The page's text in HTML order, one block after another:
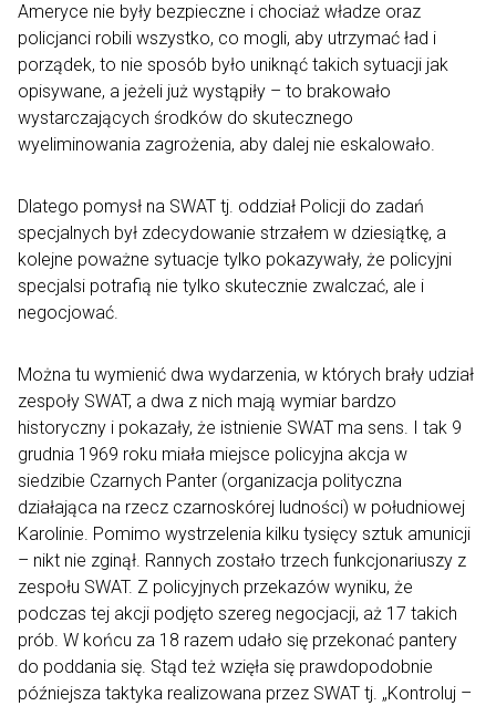
Ameryce nie były bezpieczne i chociaż władze oraz
policjanci robili wszystko, co mogli, aby utrzymać ład i
porządek, to nie sposób było uniknąć takich sytuacji jak
opisywane, a jeżeli już wystąpiły – to brakowało
wystarczających środków do skutecznego
wyeliminowania zagrożenia, aby dalej nie eskalowało.
Dlatego pomysł na SWAT tj. oddział Policji do zadań
specjalnych był zdecydowanie strzałem w dziesiątkę, a
kolejne poważne sytuacje tylko pokazywały, że policyjni
specjalsi potrafią nie tylko skutecznie zwalczać, ale i
negocjować.
Można tu wymienić dwa wydarzenia, w których brały udział
zespoły SWAT, a dwa z nich mają wymiar bardzo
historyczny i pokazały, że istnienie SWAT ma sens. I tak 9
grudnia 1969 roku miała miejsce policyjna akcja w
siedzibie Czarnych Panter (organizacja polityczna
działająca na rzecz czarnoskórej ludności) w południowej
Karolinie. Pomimo wystrzelenia kilku tysięcy sztuk amunicji
– nikt nie zginął. Rannych zostało trzech funkcjonariuszy z
zespołu SWAT. Z policyjnych przekazów wyniku, że
podczas tej akcji podjęto szereg negocjacji, aż 17 takich
prób. W końcu za 18 razem udało się przekonać pantery
do poddania się. Stąd też wzięła się prawdopodobnie
późniejsza taktyka realizowana przez SWAT tj. „Kontroluj –